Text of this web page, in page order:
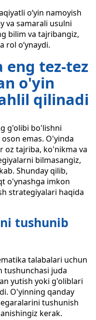
oʻyin namoyish
va samarali usulni
bilim va tajribangiz,
rol oʻynaydi.
eng tez-tez
o'yin
qilinadi
g'olibi bo'lishni
emas. O'yinda
oz tajriba, ko'nikma va
bilmasangiz,
Shunday qilib,
o'ynashga imkon
strategiyalari haqida
tushunib
talabalari uchun
tushunchasi juda
yutish yoki g'oliblari
O'yinning qanday
tushunish
kerak.